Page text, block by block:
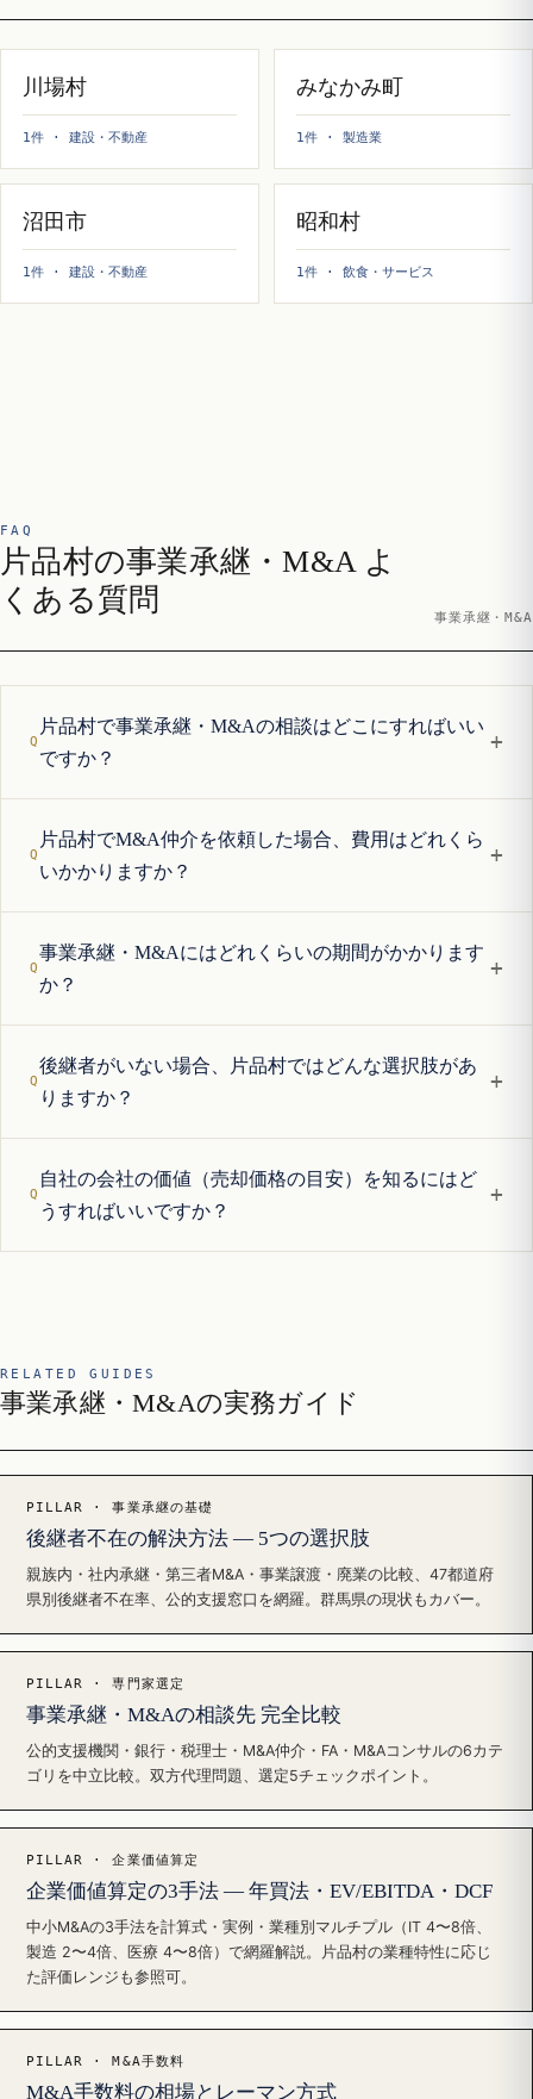
川場村
1件 · 建設・不動産
みなかみ町
1件 · 製造業
沼田市
1件 · 建設・不動産
昭和村
1件 · 飲食・サービス
FAQ
片品村の事業承継・M&A よ
くある質問
事業承継・M&A
片品村で事業承継・M&Aの相談はどこにすればいい
ですか？
+
片品村でM&A仲介を依頼した場合、費用はどれくら
いかかりますか？
+
事業承継・M&Aにはどれくらいの期間がかかります
か？
+
後継者がいない場合、片品村ではどんな選択肢があ
りますか？
+
自社の会社の価値（売却価格の目安）を知るにはど
うすればいいですか？
+
RELATED GUIDES
事業承継・M&Aの実務ガイド
PILLAR · 事業承継の基礎
後継者不在の解決方法 — 5つの選択肢
親族内・社内承継・第三者M&A・事業譲渡・廃業の比較、47都道府
県別後継者不在率、公的支援窓口を網羅。群馬県の現状もカバー。
PILLAR · 専門家選定
事業承継・M&Aの相談先 完全比較
公的支援機関・銀行・税理士・M&A仲介・FA・M&Aコンサルの6カテ
ゴリを中立比較。双方代理問題、選定5チェックポイント。
PILLAR · 企業価値算定
企業価値算定の3手法 — 年買法・EV/EBITDA・DCF
中小M&Aの3手法を計算式・実例・業種別マルチプル（IT 4〜8倍、
製造 2〜4倍、医療 4〜8倍）で網羅解説。片品村の業種特性に応じ
た評価レンジも参照可。
PILLAR · M&A手数料
M&A手数料の相場とレーマン方式